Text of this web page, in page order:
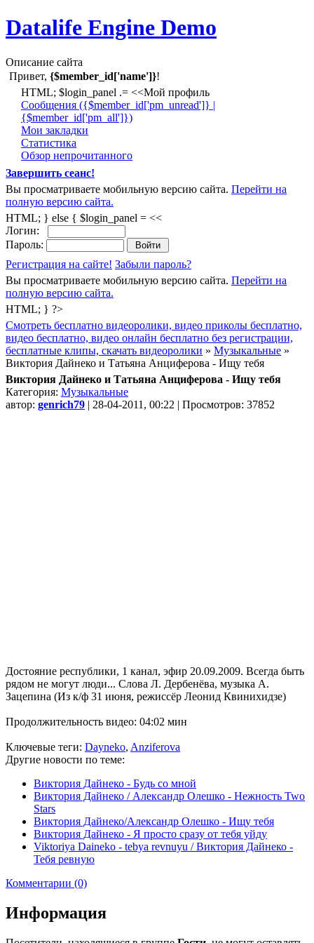
Datalife Engine Demo
Описание сайта
Привет, {$member_id['name']}!
HTML; $login_panel .= <<Мой профиль
Cообщения ({$member_id['pm_unread']} |
{$member_id['pm_all']})
Мои закладки
Статистика
Обзор непрочитанного
Завершить сеанс!
Вы просматриваете мобильную версию сайта. Перейти на
полную версию сайта.
HTML; } else { $login_panel = <<
Логин:
Пароль:
Регистрация на сайте! Забыли пароль?
Вы просматриваете мобильную версию сайта. Перейти на
полную версию сайта.
HTML; } ?>
Смотреть бесплатно видеоролики, видео приколы бесплатно,
видео бесплатно, видео онлайн бесплатно без регистрации,
бесплатные клипы, скачать видеоролики » Музыкальные »
Виктория Дайнеко и Татьяна Анциферова - Ищу тебя
Виктория Дайнеко и Татьяна Анциферова - Ищу тебя
Категория: Музыкальные
автор: genrich79 | 28-04-2011, 00:22 | Просмотров: 37852
Достояние республики, 1 канал, эфир 20.09.2009. Всегда быть
рядом не могут люди... Слова Л. Дербенёва, музыка А.
Зацепина (Из к/ф 31 июня, режиссёр Леонид Квинихидзе)
Продолжительность видео: 04:02 мин
Ключевые теги: Dayneko, Anziferova
Другие новости по теме:
Виктория Дайнеко - Будь со мной
Виктория Дайнеко / Александр Олешко - Нежность Two
Stars
Виктория Дайнеко/Александр Олешко - Ищу тебя
Виктория Дайнеко - Я просто сразу от тебя уйду
Viktoriya Daineko - tebya revnuyu / Виктория Дайнеко -
Тебя ревную
Комментарии (0)
Информация